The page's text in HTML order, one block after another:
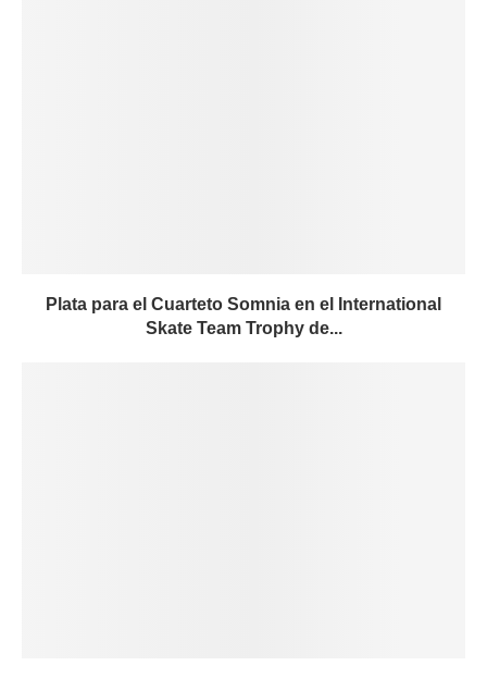
Plata para el Cuarteto Somnia en el International
Skate Team Trophy de...